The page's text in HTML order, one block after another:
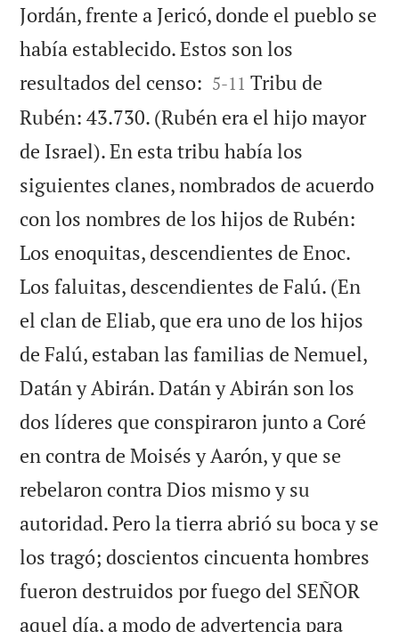
Jordán, frente a Jericó, donde el pueblo se
había establecido. Estos son los
resultados del censo: 

5-11 Tribu de
Rubén: 43.730. (Rubén era el hijo mayor
de Israel). En esta tribu había los
siguientes clanes, nombrados de acuerdo
con los nombres de los hijos de Rubén:
Los enoquitas, descendientes de Enoc.
Los faluitas, descendientes de Falú. (En
el clan de Eliab, que era uno de los hijos
de Falú, estaban las familias de Nemuel,
Datán y Abirán. Datán y Abirán son los
dos líderes que conspiraron junto a Coré
en contra de Moisés y Aarón, y que se
rebelaron contra Dios mismo y su
autoridad. Pero la tierra abrió su boca y se
los tragó; doscientos cincuenta hombres
fueron destruidos por fuego del SEÑOR
aquel día, a modo de advertencia para